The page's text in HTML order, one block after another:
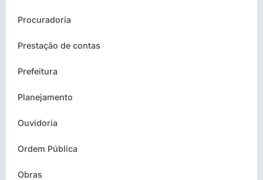
Procuradoria
Prestação de contas
Prefeitura
Planejamento
Ouvidoria
Ordem Pública
Obras